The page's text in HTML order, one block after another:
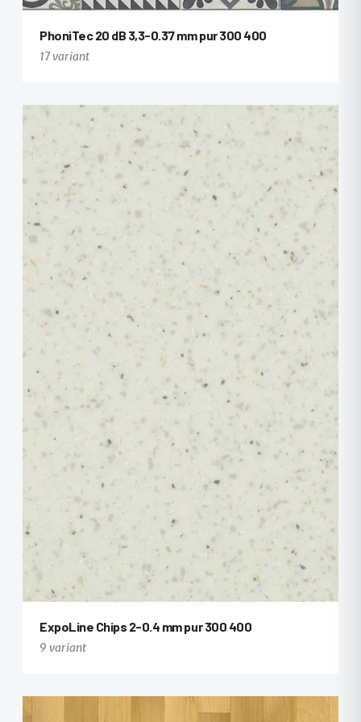
PhoniTec 20 dB 3,3-0.37 mm pur 300 400
17 variant
ExpoLine Chips 2-0.4 mm pur 300 400
9 variant